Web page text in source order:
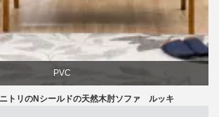
PVC
トリのNシールドの天然木肘ソファ ルッキ